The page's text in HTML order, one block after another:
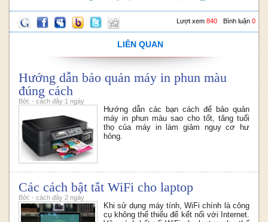
Bình luận 0
Lượt xem 840
LIÊN QUAN
Hướng dẫn bảo quản máy in phun màu
đúng cách
Bởi: - cách đây 1 ngày
Hướng dẫn các bạn cách để bảo quản
máy in phun màu sao cho tốt, tăng tuổi
thọ của máy in làm giảm nguy cơ hư
hỏng.
Các cách bật tắt WiFi cho laptop
Bởi: - cách đây 2 ngày
Khi sử dụng máy tính, WiFi chính là công
cụ không thể thiếu để kết nối với Internet.